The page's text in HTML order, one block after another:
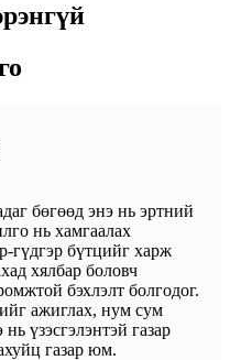
бөгөөд энэ нь эртний
нь хамгаалах
гүдгэр бүтцийг харж
хялбар боловч
бэхлэлт болгодог.
ажиглах, нум сум
үзэсгэлэнтэй газар
газар юм.